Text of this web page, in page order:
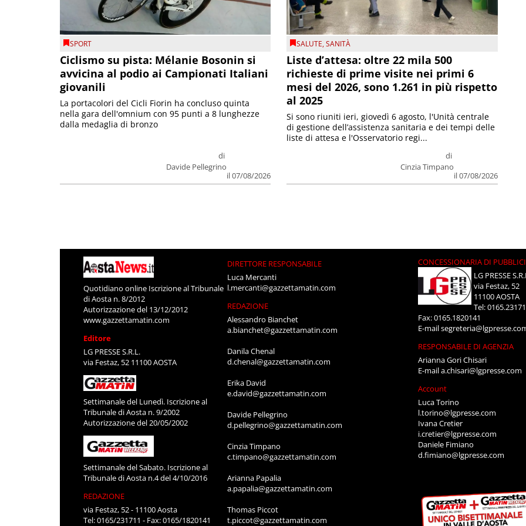
SPORT
Ciclismo su pista: Mélanie Bosonin si
avvicina al podio ai Campionati Italiani
giovanili
di
Davide Pellegrino
il 07/08/2026
La portacolori del Cicli Fiorin ha concluso quinta
nella gara dell'omnium con 95 punti a 8 lunghezze
dalla medaglia di bronzo
SALUTE,SANITÀ
Liste d’attesa: oltre 22 mila 500
richieste di prime visite nei primi 6
mesi del 2026, sono 1.261 in più rispetto
al 2025
di
Cinzia Timpano
il 07/08/2026
Si sono riuniti ieri, giovedì 6 agosto, l'Unità centrale
di gestione dell’assistenza sanitaria e dei tempi delle
liste di attesa e l'Osservatorio regi...
Quotidiano online Iscrizione al Tribunale
di Aosta n. 8/2012
Autorizzazione del 13/12/2012
www.gazzettamatin.com
Editore
LG PRESSE S.R.L.
via Festaz, 52 11100 AOSTA
Settimanale del Lunedì. Iscrizione al
Tribunale di Aosta n. 9/2002
Autorizzazione del 20/05/2002
Settimanale del Sabato. Iscrizione al
Tribunale di Aosta n.4 del 4/10/2016
REDAZIONE
via Festaz, 52 - 11100 Aosta
Tel: 0165/231711 - Fax: 0165/1820141
DIRETTORE RESPONSABILE
Luca Mercanti
l.mercanti@gazzettamatin.com
REDAZIONE
Alessandro Bianchet
a.bianchet@gazzettamatin.com
Danila Chenal
d.chenal@gazzettamatin.com
Erika David
e.david@gazzettamatin.com
Davide Pellegrino
d.pellegrino@gazzettamatin.com
Cinzia Timpano
c.timpano@gazzettamatin.com
Arianna Papalia
a.papalia@gazzettamatin.com
Thomas Piccot
t.piccot@gazzettamatin.com
CONCESSIONARIA DI
LG PRESSE
via Festaz, 52
11100 AOSTA
Tel:
Fax: 0165.1820141
E-mail
RESPONSABILE DI AGENZIA
Arianna Gori Chisari
E-maila.chisari@lgpresse.com
Account
Luca Torino
l.torino@lgpresse.com
Ivana Cretier
i.cretier@lgpresse.com
Daniele Fimiano
d.fimiano@lgpresse.com